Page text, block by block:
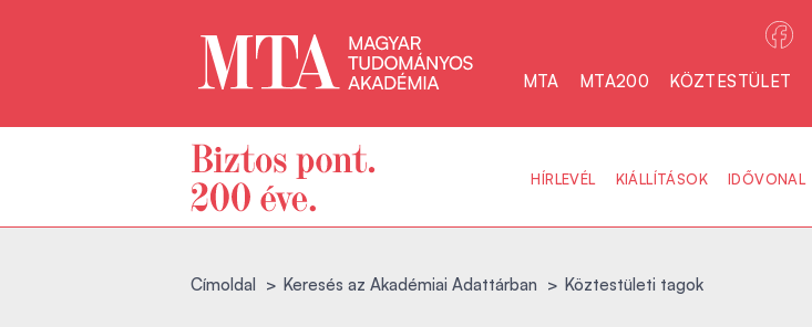
MTA MTA200 KÖZTESTÜLET
HÍRLEVÉL KIÁLLÍTÁSOK IDŐVONAL
Címoldal Keresés az Akadémiai Adattárban Köztestületi tagok